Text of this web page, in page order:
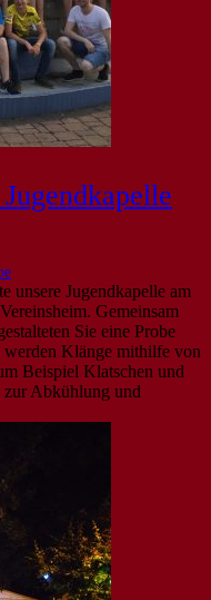
unsere Jugendkapelle am
Gemeinsam
Sie eine Probe
Klänge mithilfe von
Beispiel Klatschen und
zur Abkühlung und